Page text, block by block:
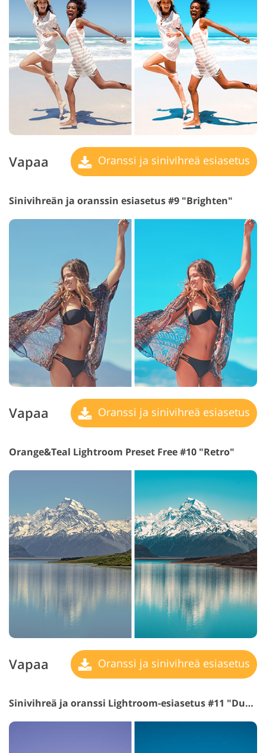
Vapaa Oranssi ja sinivihreä esiasetus
Sinivihreän ja oranssin esiasetus #9 "Brighten"
Vapaa Oranssi ja sinivihreä esiasetus
Orange&Teal Lightroom Preset Free #10 "Retro"
Vapaa Oranssi ja sinivihreä esiasetus
Sinivihreä ja oranssi Lightroom-esiasetus #11 "Dune"